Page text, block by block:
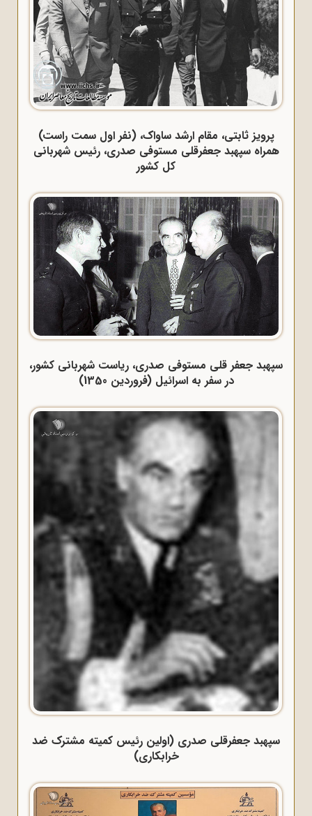
پرویز ثابتی، مقام ارشد ساواک، (نفر اول سمت راست)
همراه سپهبد جعفرقلی مستوفی صدری، رئیس شهربانی
کل کشور
سپهبد جعفر قلی مستوفی صدری، ریاست شهربانی کشور،
در سفر به اسرائیل (فروردین 1350)
سپهبد جعفرقلی صدری (اولین رئیس کمیته مشترک ضد
خرابکاری)